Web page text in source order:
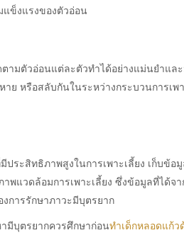
ข็งแรงของตัวอ่อน
มตัวอ่อนแต่ละตัวทำได้อย่างแม่นยำแล
หรือสลับกันในระหว่างกระบวนการเพ
ระสิทธิภาพสูงในการเพาะเลี้ยง เก็บข้
แวดล้อมการเพาะเลี้ยง ซึ่งข้อมูลที่ได้
การรักษาภาวะมีบุตรยาก
มีบุตรยากควรศึกษาก่อนทำเด็กหลอดแก้ว